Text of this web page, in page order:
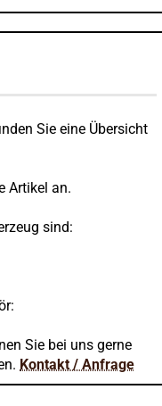
Sie eine Übersicht
Artikel an.
sind:
Sie bei uns gerne
Kontakt / Anfrage